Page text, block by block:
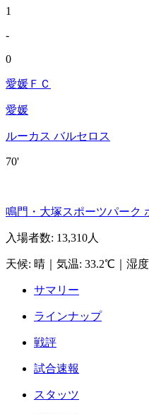
1
-
0
愛媛ＦＣ
愛媛
ルーカス バルセロス
70'
鳴門・大塚スポーツパーク
入場者数: 13,310人
天候: 晴 気温: 33.2℃ 湿度
サマリー
ラインナップ
戦評
試合速報
スタッツ